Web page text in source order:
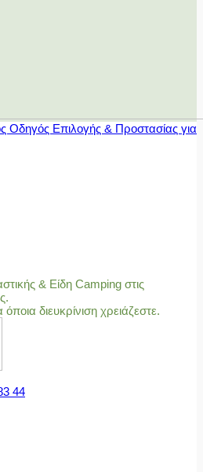
Επιλογής & Προστασίας για
& Είδη Camping στις
διευκρίνιση χρειάζεστε.
44